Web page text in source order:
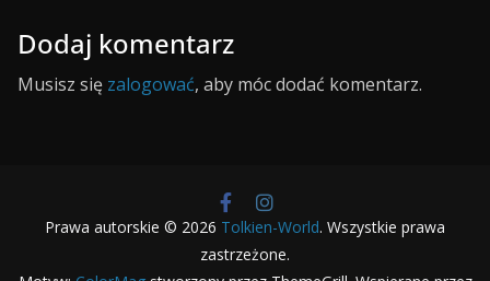
Dodaj komentarz
Musisz się zalogować, aby móc dodać komentarz.
Prawa autorskie © 2026 Tolkien-World. Wszystkie prawa
zastrzeżone.